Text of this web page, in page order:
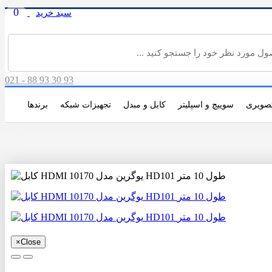
0 سبد خرید
021 - 88 93 30 93
سوییچ و اسپلیتر کابل و مبدل تجهیزات شبکه برندها
×Close